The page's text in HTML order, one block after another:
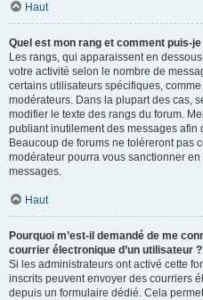
Haut
Quel est mon rang et comment puis-
Les rangs, qui apparaissent en
votre activité selon le nombre de
certains utilisateurs spécifiques,
modérateurs. Dans la plupart des cas,
modifier le texte des rangs du forum.
publiant inutilement des messages afin
Beaucoup de forums ne toléreront pas
modérateur pourra vous sanctionner
messages.
Haut
Pourquoi m’est-il demandé de me
courrier électronique d’un utilisateur ?
Si les administrateurs ont activé cette
inscrits peuvent envoyer des courriers
depuis un formulaire dédié. Cela